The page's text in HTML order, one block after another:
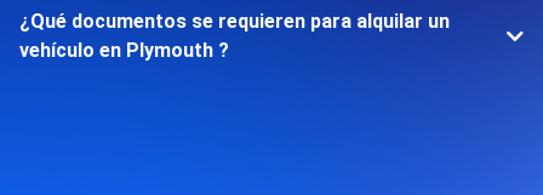
¿Qué documentos se requieren para alquilar un
vehículo en Plymouth ?